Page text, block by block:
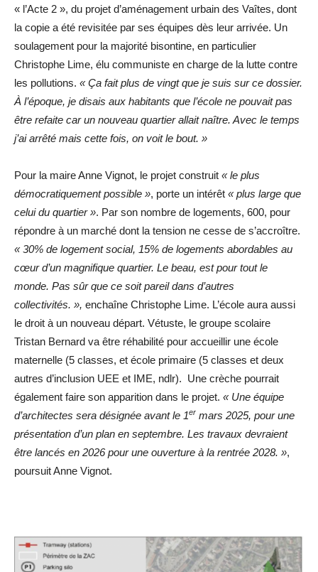
« l’Acte 2 », du projet d’aménagement urbain des Vaîtes, dont
la copie a été revisitée par ses équipes dès leur arrivée. Un
soulagement pour la majorité bisontine, en particulier
Christophe Lime, élu communiste en charge de la lutte contre
les pollutions. « Ça fait plus de vingt que je suis sur ce dossier.
À l’époque, je disais aux habitants que l’école ne pouvait pas
être refaite car un nouveau quartier allait naître. Avec le temps
j’ai arrêté mais cette fois, on voit le bout. »
Pour la maire Anne Vignot, le projet construit « le plus
démocratiquement possible », porte un intérêt « plus large que
celui du quartier ». Par son nombre de logements, 600, pour
répondre à un marché dont la tension ne cesse de s’accroître.
« 30% de logement social, 15% de logements abordables au
cœur d’un magnifique quartier. Le beau, est pour tout le
monde. Pas sûr que ce soit pareil dans d’autres
collectivités. », enchaîne Christophe Lime. L’école aura aussi
le droit à un nouveau départ. Vétuste, le groupe scolaire
Tristan Bernard va être réhabilité pour accueillir une école
maternelle (5 classes, et école primaire (5 classes et deux
autres d’inclusion UEE et IME, ndlr). Une crèche pourrait
également faire son apparition dans le projet. « Une équipe
d’architectes sera désignée avant le 1er mars 2025, pour une
présentation d’un plan en septembre. Les travaux devraient
être lancés en 2026 pour une ouverture à la rentrée 2028. »,
poursuit Anne Vignot.